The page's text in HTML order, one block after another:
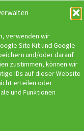
verwenden wir
Site Kit und Google
und/oder darauf
zustimmen, können wir
IDs auf dieser Website
erteilen oder
und Funktionen
>
>